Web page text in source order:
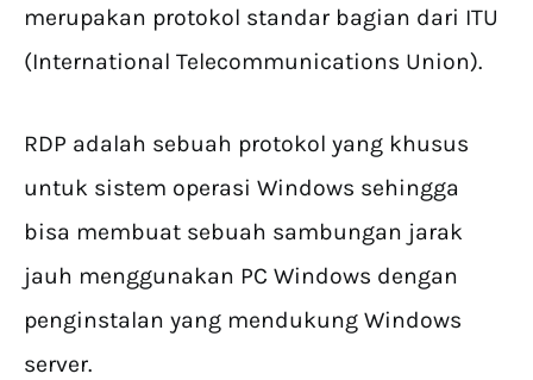
merupakan protokol standar bagian dari ITU
(International Telecommunications Union).
RDP adalah sebuah protokol yang khusus
untuk sistem operasi Windows sehingga
bisa membuat sebuah sambungan jarak
jauh menggunakan PC Windows dengan
penginstalan yang mendukung Windows
server.